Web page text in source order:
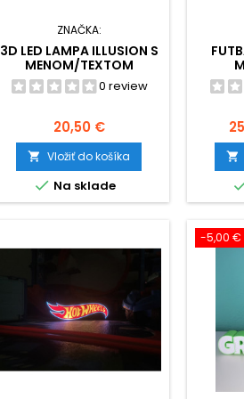
ZNAČKA:
3D LED LAMPA ILLUSION S
MENOM/TEXTOM
0 review
Cena
20,50 €
 Vložiť do košíka
 Na sklade

-5,00 €